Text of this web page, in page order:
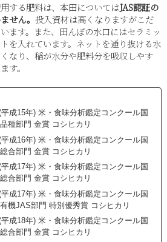
する肥料は、本田についてはJAS認証の
せん。投入資材は高くなりますがこだ
ます。また、田んぼの水口にはセラミッ
を入れています。ネットを通り抜ける水
なり、稲が水分や肥料分を吸収しやす
す。
成15年) 米・食味分析鑑定コンクール国
種部門 金賞 コシヒカリ
平成16年) 米・食味分析鑑定コンクール国
合部門 金賞 コシヒカリ
成17年) 米・食味分析鑑定コンクール国
合部門 金賞 コシヒカリ
平成17年) 米・食味分析鑑定コンクール国
機JAS部門 特別優秀賞 コシヒカリ
成18年) 米・食味分析鑑定コンクール国
合部門 金賞 コシヒカリ